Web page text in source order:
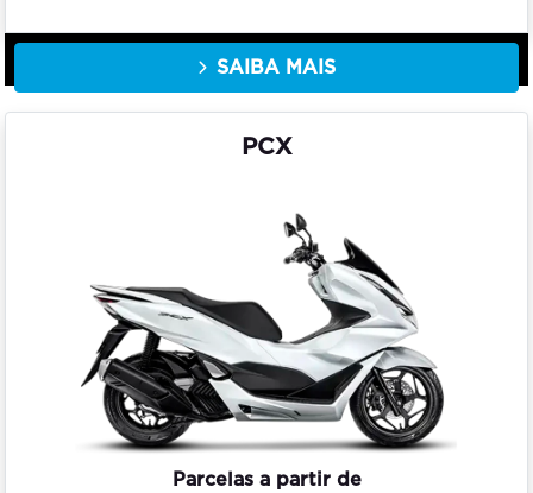
SAIBA MAIS
PCX
Parcelas a partir de